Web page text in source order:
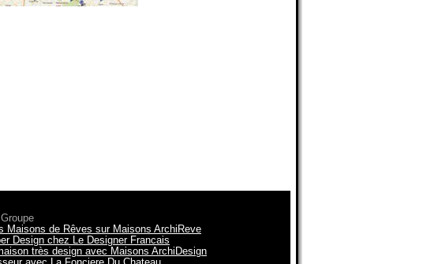
Maisons de Rêves sur Maisons ArchiReve
Design chez Le Designer Francais
très design avec Maisons ArchiDesign